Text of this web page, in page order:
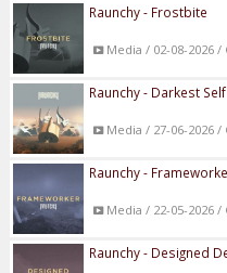
Raunchy - Frostbite
Media / 02-08-2026 /
Raunchy - Darkest Self
Media / 27-06-2026 /
Raunchy -
Media / 22-05-2026 /
Raunchy - Designed